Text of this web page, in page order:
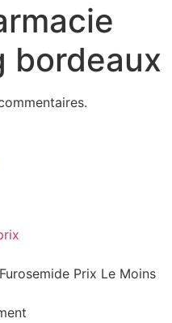
bordeaux
Prix Le Moins